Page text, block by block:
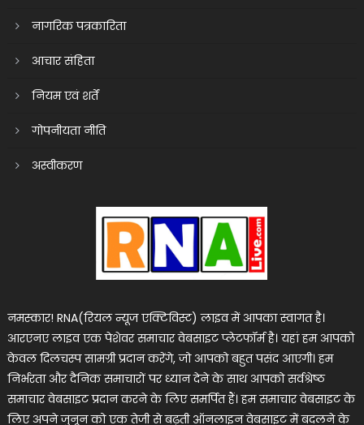
नागरिक पत्रकारिता
आचार संहिता
नियम एवं शर्तें
गोपनीयता नीति
अस्वीकरण
नमस्कार! RNA(रियल न्यूज एक्टिविस्ट) लाइव में आपका स्वागत है।
आरएनए लाइव एक पेशेवर समाचार वेबसाइट प्लेटफॉर्म है। यहां हम आपको
केवल दिलचस्प सामग्री प्रदान करेंगे, जो आपको बहुत पसंद आएगी। हम
निर्भरता और दैनिक समाचारों पर ध्यान देने के साथ आपको सर्वश्रेष्ठ
समाचार वेबसाइट प्रदान करने के लिए समर्पित हैं। हम समाचार वेबसाइट के
लिए अपने जुनून को एक तेजी से बढ़ती ऑनलाइन वेबसाइट में बदलने के